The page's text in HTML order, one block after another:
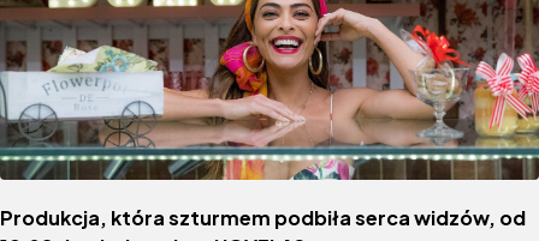
Produkcja, która szturmem podbiła serca widzów, od